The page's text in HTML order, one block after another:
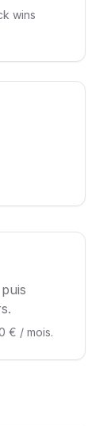
wins
€ / mois.